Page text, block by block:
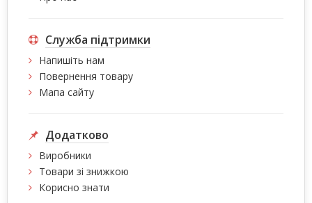
Служба підтримки
Напишіть нам
Повернення товару
Мапа сайту
Додатково
Виробники
Товари зі знижкою
Корисно знати